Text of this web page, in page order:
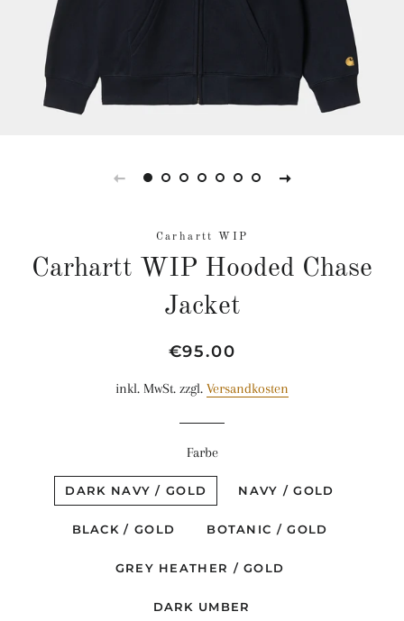
Carhartt WIP
Carhartt WIP Hooded Chase
Jacket
Normaler
Sonderpreis
€95.00
inkl. MwSt. zzgl. Versandkosten
Farbe
DARK NAVY / GOLD NAVY / GOLD
BLACK / GOLD BOTANIC / GOLD
GREY HEATHER / GOLD
DARK UMBER